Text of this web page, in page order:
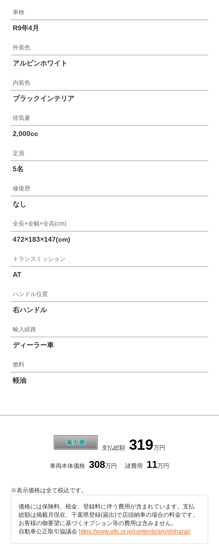
車検
R9年4月
外装色
アルピンホワイト
内装色
ブラックインテリア
排気量
2,000cc
定員
5名
修復歴
なし
全長×全幅×全高(cm)
472×183×147(cm)
トランスミッション
AT
ハンドル位置
右ハンドル
輸入経路
ディーラー車
燃料
軽油
支払総額 319万円
車両本体価格 308万円 諸費用 11万円
※表示価格は全て税込です。
価格には保険料、税金、登録料に伴う費用が含まれています。支払
総額は掲載月現在、千葉県登録(届出)で店頭納車の場合の料金です。
お客様の御要望に基づくオプション等の費用は含みません。
自動車公正取引協議会 https://www.aftc.or.jp/contents/am/shiharai/